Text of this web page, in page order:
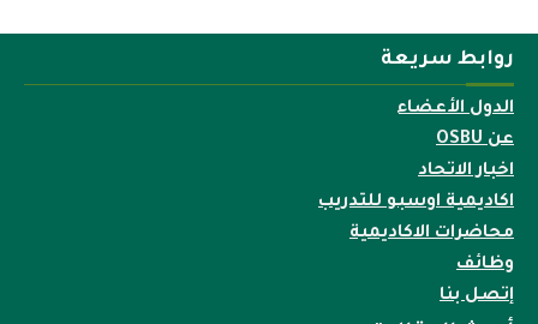
روابط سريعة
الدول الأعضاء
عن OSBU
اخبار الاتحاد
اكاديمية اوسبو للتدريب
محاضرات الاكاديمية
وظائف
إتصل بنا